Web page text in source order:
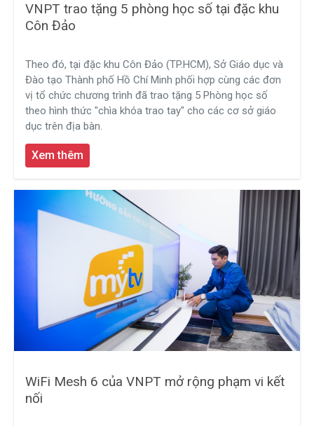
VNPT trao tặng 5 phòng học số tại đặc khu
Côn Đảo
Theo đó, tại đặc khu Côn Đảo (TP.HCM), Sở Giáo dục và
Đào tạo Thành phố Hồ Chí Minh phối hợp cùng các đơn
vị tổ chức chương trình đã trao tặng 5 Phòng học số
theo hình thức "chìa khóa trao tay" cho các cơ sở giáo
dục trên địa bàn.
Xem thêm
WiFi Mesh 6 của VNPT mở rộng phạm vi kết
nối